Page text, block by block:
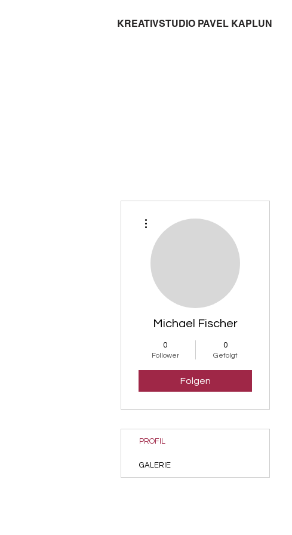
KREATIVSTUDIO PAVEL KAPLUN
Michael Fischer
0
Follower
0
Gefolgt
Folgen
PROFIL
GALERIE